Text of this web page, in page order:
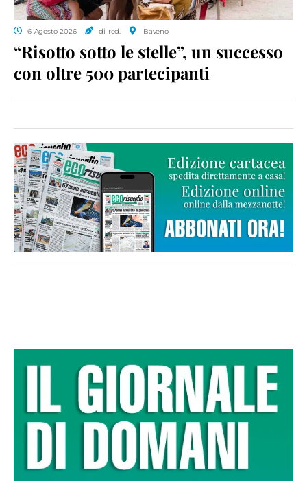
6 Agosto 2026 di red. Baveno
“Risotto sotto le stelle”, un successo
con oltre 500 partecipanti